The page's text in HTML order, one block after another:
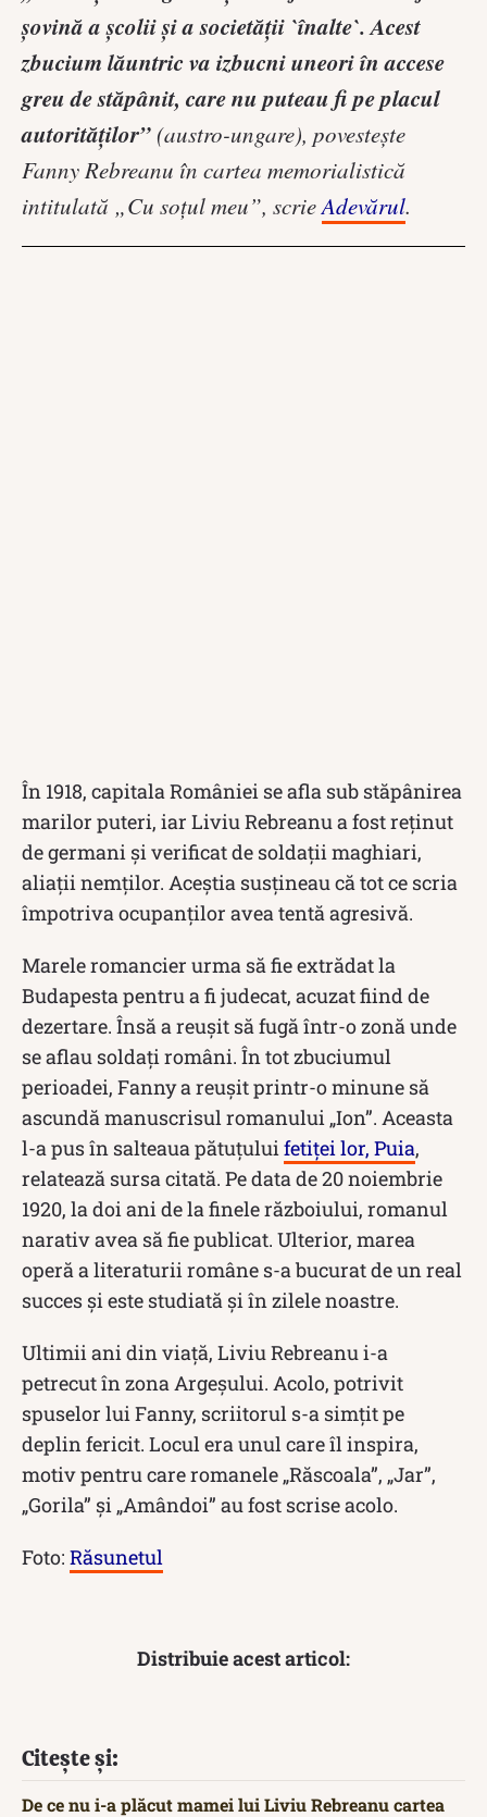
şovină a şcolii şi a societăţii `înalte`. Acest
zbucium lăuntric va izbucni uneori în accese
greu de stăpânit, care nu puteau fi pe placul
autorităţilor” (austro-ungare), povesteşte
Fanny Rebreanu în cartea memorialistică
intitulată „Cu soţul meu”, scrieAdevărul.
În 1918, capitala României se afla sub stăpânirea
marilor puteri, iar Liviu Rebreanu a fost reținut
de germani și verificat de soldații maghiari,
aliații nemților. Aceștia susțineau că tot ce scria
împotriva ocupanților avea tentă agresivă.
Marele romancier urma să fie extrădat la
Budapesta pentru a fi judecat, acuzat fiind de
dezertare. Însă a reușit să fugă într-o zonă unde
se aflau soldați români. În tot zbuciumul
perioadei, Fanny a reușit printr-o minune să
ascundă manuscrisul romanului „Ion”. Aceasta
l-a pus în salteaua pătuțuluifetiței lor, Puia,
relatează sursa citată. Pe data de 20 noiembrie
1920, la doi ani de la finele războiului, romanul
narativ avea să fie publicat. Ulterior, marea
operă a literaturii române s-a bucurat de un real
succes și este studiată și în zilele noastre.
Ultimii ani din viață, Liviu Rebreanu i-a
petrecut în zona Argeșului. Acolo, potrivit
spuselor lui Fanny, scriitorul s-a simțit pe
deplin fericit. Locul era unul care îl inspira,
motiv pentru care romanele „Răscoala”, „Jar”,
„Gorila” şi „Amândoi” au fost scrise acolo.
Foto: Răsunetul
Distribuie acest articol:
Citește și:
De ce nu i-a plăcut mamei lui Liviu Rebreanu cartea